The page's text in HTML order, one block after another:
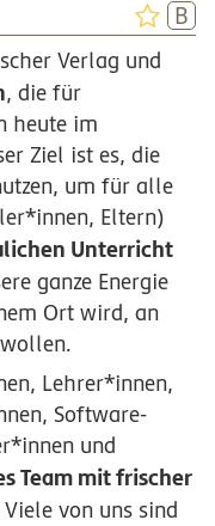
Verlag und
, die für
heute im
Ziel ist es, die
um für alle
Eltern)
Unterricht
ganze Energie
Ort wird, an
Lehrer*innen,
Software-
und
Team mit frischer
Viele von uns sind